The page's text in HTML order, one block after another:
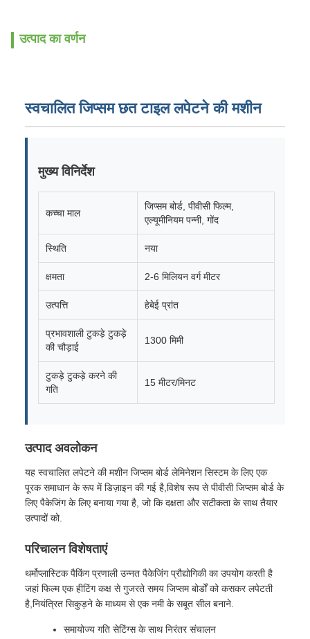
उत्पाद का वर्णन
स्वचालित जिप्सम छत टाइल लपेटने की मशीन
मुख्य विनिर्देश
कच्चा माल
जिप्सम बोर्ड, पीवीसी फिल्म,
एल्यूमीनियम पन्नी, गोंद
स्थिति नया
क्षमता 2-6 मिलियन वर्ग मीटर
उत्पत्ति हेबेई प्रांत
प्रभावशाली टुकड़े टुकड़े
की चौड़ाई
1300 मिमी
टुकड़े टुकड़े करने की
गति
15 मीटर/मिनट
उत्पाद अवलोकन
यह स्वचालित लपेटने की मशीन जिप्सम बोर्ड लेमिनेशन सिस्टम के लिए एक
पूरक समाधान के रूप में डिज़ाइन की गई है,विशेष रूप से पीवीसी जिप्सम बोर्ड के
लिए पैकेजिंग के लिए बनाया गया है, जो कि दक्षता और सटीकता के साथ तैयार
उत्पादों को.
परिचालन विशेषताएं
थर्मोप्लास्टिक पैकिंग प्रणाली उन्नत पैकेजिंग प्रौद्योगिकी का उपयोग करती है
जहां फिल्म एक हीटिंग कक्ष से गुजरते समय जिप्सम बोर्डों को कसकर लपेटती
है,नियंत्रित सिकुड़ने के माध्यम से एक नमी के सबूत सील बनाने.
समायोज्य गति सेटिंग्स के साथ निरंतर संचालन